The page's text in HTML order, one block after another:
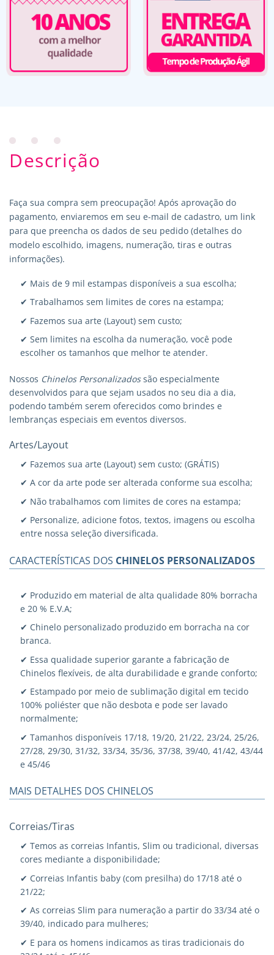
Descrição
Faça sua compra sem preocupação! Após aprovação do
pagamento, enviaremos em seu e-mail de cadastro, um link
para que preencha os dados de seu pedido (detalhes do
modelo escolhido, imagens, numeração, tiras e outras
informações).
✔ Mais de 9 mil estampas disponíveis a sua escolha;
✔ Trabalhamos sem limites de cores na estampa;
✔ Fazemos sua arte (Layout) sem custo;
✔ Sem limites na escolha da numeração, você pode
escolher os tamanhos que melhor te atender.
Nossos Chinelos Personalizadossão especialmente
desenvolvidos para que sejam usados no seu dia a dia,
podendo também serem oferecidos como brindes e
lembranças especiais em eventos diversos.
Artes/Layout
✔ Fazemos sua arte (Layout) sem custo; (GRÁTIS)
✔ A cor da arte pode ser alterada conforme sua escolha;
✔ Não trabalhamos com limites de cores na estampa;
✔ Personalize, adicione fotos, textos, imagens ou escolha
entre nossa seleção diversificada.
CARACTERÍSTICAS DOS CHINELOS PERSONALIZADOS
✔ Produzido em material de alta qualidade 80% borracha
e 20 % E.V.A;
✔ Chinelo personalizado produzido em borracha na cor
branca.
✔ Essa qualidade superior garante a fabricação de
Chinelos flexíveis, de alta durabilidade e grande conforto;
✔ Estampado por meio de sublimação digital em tecido
100% poliéster que não desbota e pode ser lavado
normalmente;
✔ Tamanhos disponíveis 17/18, 19/20, 21/22, 23/24, 25/26,
27/28, 29/30, 31/32, 33/34, 35/36, 37/38, 39/40, 41/42, 43/44
e 45/46
MAIS DETALHES DOS CHINELOS
Correias/Tiras
✔ Temos as correias Infantis, Slim ou tradicional, diversas
cores mediante a disponibilidade;
✔ Correias Infantis baby (com presilha) do 17/18 até o
21/22;
✔ As correias Slim para numeração a partir do 33/34 até o
39/40, indicado para mulheres;
✔ E para os homens indicamos as tiras tradicionais do